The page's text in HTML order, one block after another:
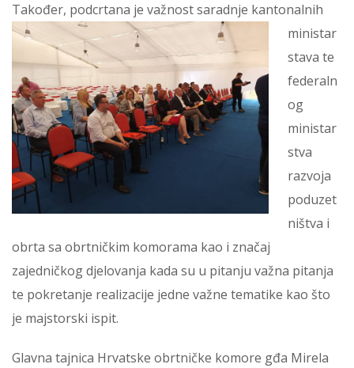
Također, podcrtana je važnost saradnje kantonalnih
ministar
stava te
federaln
og
ministar
stva
razvoja
poduzet
ništva i
obrta sa obrtničkim komorama kao i značaj
zajedničkog djelovanja kada su u pitanju važna pitanja
te pokretanje realizacije jedne važne tematike kao što
je majstorski ispit.
Glavna tajnica Hrvatske obrtničke komore gđa Mirela